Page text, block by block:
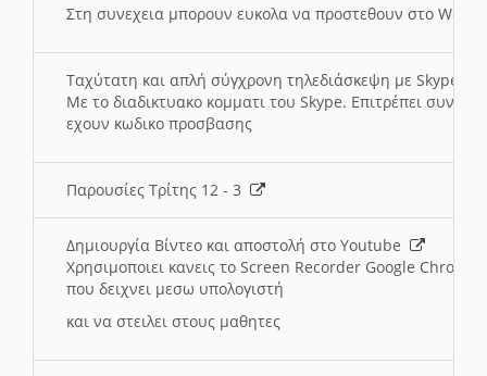
Στη συνεχεια μπορουν ευκολα να προστεθουν στο Word
Ταχύτατη και απλή σύγχρονη τηλεδιάσκεψη με Skype
Με το διαδικτυακο κομματι του Skype. Επιτρέπει
εχουν κωδικο προσβασης
Παρουσίες Τρίτης 12 - 3
Δημιουργία Βίντεο και αποστολή στο Youtube
Χρησιμοποιει κανεις το Screen Recorder Google Chrome
που δειχνει μεσω υπολογιστή
και να στειλει στους μαθητες